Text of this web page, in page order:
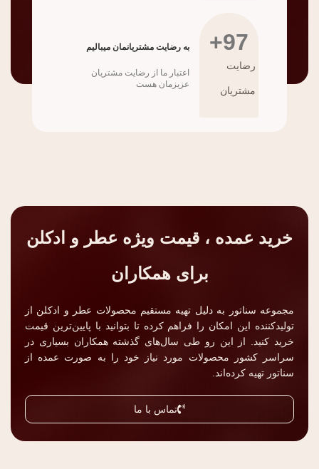
رضایت
مشتریان
98
+ به رضایت مشتریانمان میبالیم
اعتبار ما از رضایت مشتریان
عزیزمان هست
خرید عمده ، قیمت ویژه عطر و ادکلن
برای همکاران
مجموعه سناتور به دلیل تهیه مستقیم محصولات عطر و ادکلن از
تولیدکننده این امکان را فراهم کرده تا بتوانید با پایین‌ترین قیمت
خرید کنید. از این رو طی سال‌های گذشته همکاران بسیاری در
سراسر کشور محصولات مورد نیاز خود را به صورت عمده از
سناتور تهیه کرده‌اند.
تماس با ما